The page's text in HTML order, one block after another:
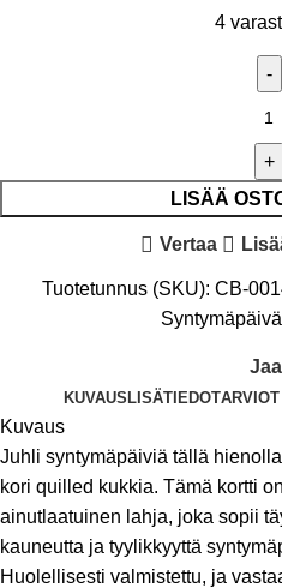
4
LISÄÄ
Vertaa
Tuotetunnus (SKU): CB-
KUVAUS LISÄTIEDOTARVIOT
Kuvaus
Juhli syntymäpäiviä tällä
kori quilled kukkia. Tämä kortti
ainutlaatuinen lahja, joka sopii
kauneutta ja tyylikkyyttä
Huolellisesti valmistettu, ja